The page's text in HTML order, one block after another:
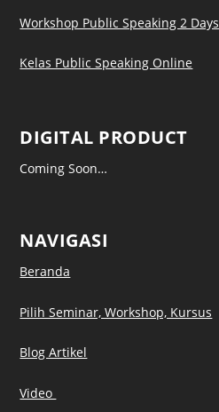
Workshop Public Speaking 2 Days
Kelas Public Speaking Online
DIGITAL PRODUCT
Coming Soon…
NAVIGASI
Beranda
Pilih Seminar, Workshop, Kursus
Blog Artikel
Video